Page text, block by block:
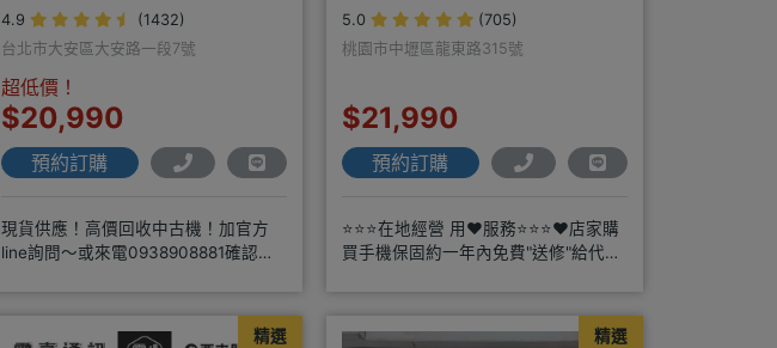
4.9
(1432)
台北市大安區大安路一段7號
超低價！
$20,990
預約訂購
現貨供應！高價回收中古機！加官方
line詢問～或來電0938908881確認現
5.0
(705)
桃園市中壢區龍東路315號
$21,990
預約訂購
⭐⭐⭐在地經營 用❤️服務⭐⭐⭐❤️店家購
買手機保固約一年內免費"送修"給代理
精選 精選